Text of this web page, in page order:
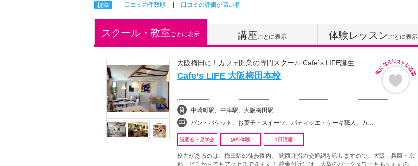
標準 口コミの件数順 口コミの評価が高い順
スクール・教室ごとに表示 講座ごとに表示 体験レッスンごとに表示
大阪梅田に！カフェ開業の専門スクール Cafe`s LIFE誕生
Cafe‘s LIFE 大阪梅田本校
中崎町駅、中津駅、大阪梅田駅
パン・バケット、お菓子・スイーツ、パティシエ・ケーキ職人、カフェ・バリスタ、ラテアート、紅茶・中国茶、フードコーディネー…
説明会・見学会 無料体験 1日講座
校舎があるのは、梅田駅の徒歩圏内。 関西屈指の交通網を誇りますので、大阪・兵庫・京
都 どこからでもアクセスできます！ 校舎付近には、大型のパークタワーもありますの